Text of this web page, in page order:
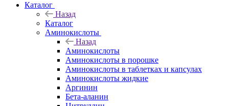
Каталог
Назад
Каталог
Аминокислоты
Назад
Аминокислоты
Аминокислоты в порошке
Аминокислоты в таблетках и капсулах
Аминокислоты жидкие
Аргинин
Бета-аланин